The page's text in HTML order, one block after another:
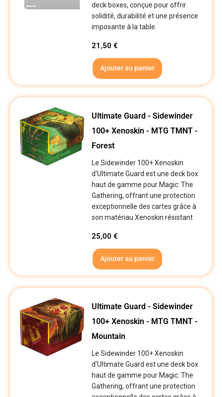
deck boxes, conçue pour offrir
solidité, durabilité et une présence
imposante à la table.
21,50€
Ajouter au panier
Ultimate Guard - Sidewinder
100+ Xenoskin - MTG TMNT -
Forest
Le Sidewinder 100+ Xenoskin
d'Ultimate Guard est une deck box
haut de gamme pour Magic: The
Gathering, offrant une protection
exceptionnelle des cartes grâce à
son matériau Xenoskin résistant
25,00€
Ajouter au panier
Ultimate Guard - Sidewinder
100+ Xenoskin - MTG TMNT -
Mountain
Le Sidewinder 100+ Xenoskin
d'Ultimate Guard est une deck box
haut de gamme pour Magic: The
Gathering, offrant une protection